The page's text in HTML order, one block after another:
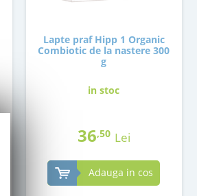
Lapte praf Hipp 1 Organic
Combiotic de la nastere 300
g
in stoc
36,50 Lei
Adauga in cos